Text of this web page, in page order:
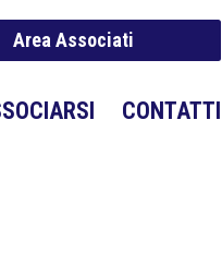
Area Associati
CONTATTI